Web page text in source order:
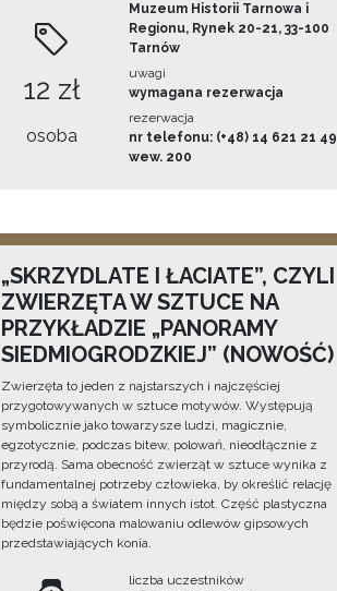
12 zł
osoba
Muzeum Historii Tarnowa i
Regionu, Rynek 20-21, 33-100
Tarnów
uwagi
wymagana rezerwacja
rezerwacja
nr telefonu: (+48) 14 621 21 49
wew. 200
„SKRZYDLATE I ŁACIATE”, CZYLI
ZWIERZĘTA W SZTUCE NA
PRZYKŁADZIE „PANORAMY
SIEDMIOGRODZKIEJ” (NOWOŚĆ)
Zwierzęta to jeden z najstarszych i najczęściej
przygotowywanych w sztuce motywów. Występują
symbolicznie jako towarzysze ludzi, magicznie,
egzotycznie, podczas bitew, polowań, nieodłącznie z
przyrodą. Sama obecność zwierząt w sztuce wynika z
fundamentalnej potrzeby człowieka, by określić relację
między sobą a światem innych istot. Część plastyczna
będzie poświęcona malowaniu odlewów gipsowych
przedstawiających konia.
liczba uczestników